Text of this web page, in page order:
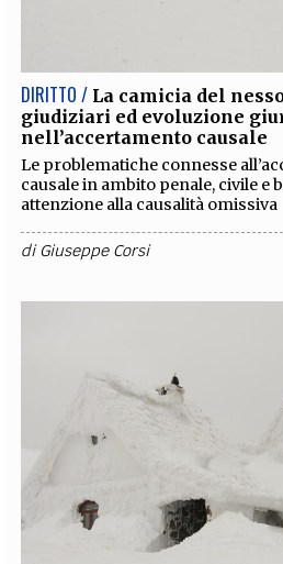
SOCIAL
DIRITTO / La camicia del
giudiziari ed evoluzione
nell’accertamento causale
Le problematiche connesse
causale in ambito penale, civile e
attenzione alla causalità omissiva
diGiuseppe Corsi